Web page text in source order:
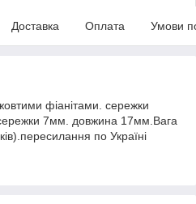
Доставка Оплата Умови
фіанітами. сережки
сережки 7мм. довжина 17мм.Вага
по Україні